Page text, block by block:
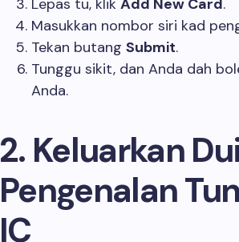
Masukkan nombor siri kad
Tekan butang Submit.
Tunggu sikit, dan Anda dah
Anda.
2. Keluarkan
Pengenalan
IC